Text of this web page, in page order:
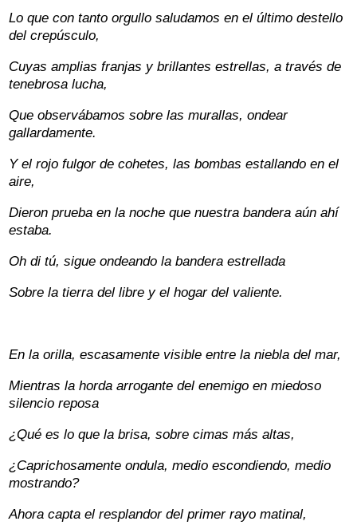
Lo que con tanto orgullo saludamos en el último destello
del crepúsculo,
Cuyas amplias franjas y brillantes estrellas, a través de
tenebrosa lucha,
Que observábamos sobre las murallas, ondear
gallardamente.
Y el rojo fulgor de cohetes, las bombas estallando en el
aire,
Dieron prueba en la noche que nuestra bandera aún ahí
estaba.
Oh di tú, sigue ondeando la bandera estrellada
Sobre la tierra del libre y el hogar del valiente.
En la orilla, escasamente visible entre la niebla del mar,
Mientras la horda arrogante del enemigo en miedoso
silencio reposa
¿Qué es lo que la brisa, sobre cimas más altas,
¿Caprichosamente ondula, medio escondiendo, medio
mostrando?
Ahora capta el resplandor del primer rayo matinal,